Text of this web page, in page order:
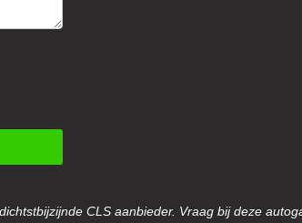
CLS aanbieder. Vraag bij deze